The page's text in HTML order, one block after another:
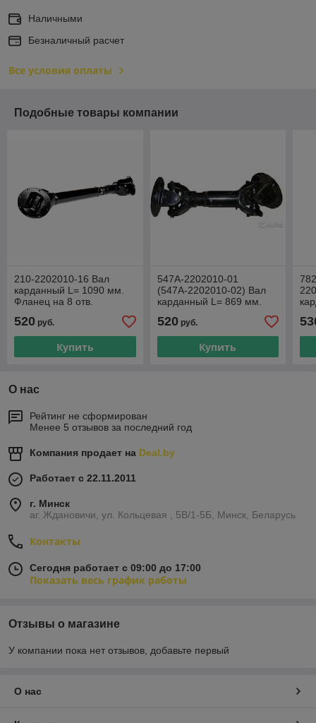
Наличными
Безналичный расчет
Все условия оплаты
Подобные товары компании
210-2202010-16 Вал
карданный L= 1090 мм.
Фланец на 8 отв.
50х155 мм. КРАЗ и т.д.
520 руб.
Купить
547А-2202010-01
(547А-2202010-02) Вал
карданный L= 869 мм.
155х175. Крестовина
50х155 мм. МЗК
520руб.
Купить
О нас
Рейтинг не сформирован
Менее 5 отзывов за последний год
Компания продает на Deal.by
Работает с 22.11.2011
г. Минск
аг. Ждановичи, ул. Кольцевая , 5В/1-5Б, Минск, Беларусь
Контакты
Сегодня работает с 09:00 до 17:00
Показать весь график работы
Отзывы о магазине
У компании пока нет отзывов, добавьте первый
О нас